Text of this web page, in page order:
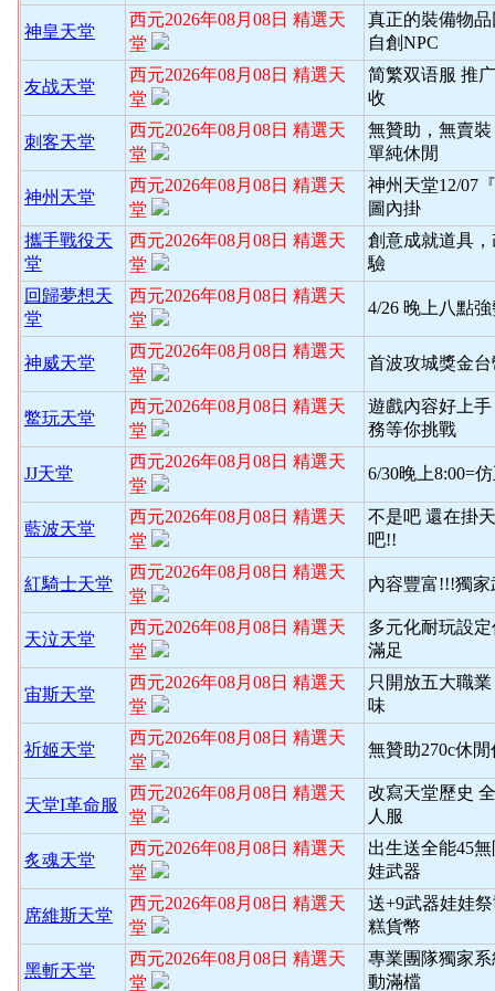
神皇天堂
西元2026年08月08日 精選天
堂
真正的裝備物
自創NPC
友战天堂
西元2026年08月08日 精選天
堂
简繁双语服 推
收
刺客天堂
西元2026年08月08日 精選天
堂
無贊助，無賣
單純休閒
神州天堂
西元2026年08月08日 精選天
堂
神州天堂12/07
圖內掛
攜手戰役天
堂
西元2026年08月08日 精選天
堂
創意成就道具
驗
回歸夢想天
堂
西元2026年08月08日 精選天
堂
4/26 晚上八點
神威天堂
西元2026年08月08日 精選天
堂
首波攻城獎金台
鱉玩天堂
西元2026年08月08日 精選天
堂
遊戲內容好上
務等你挑戰
JJ天堂
西元2026年08月08日 精選天
堂
6/30晚上8:00=
藍波天堂
西元2026年08月08日 精選天
堂
不是吧 還在掛
吧!!
紅騎士天堂
西元2026年08月08日 精選天
堂
內容豐富!!!獨
天泣天堂
西元2026年08月08日 精選天
堂
多元化耐玩設
滿足
宙斯天堂
西元2026年08月08日 精選天
堂
只開放五大職
味
祈姬天堂
西元2026年08月08日 精選天
堂
無贊助270c休閒
天堂I革命服
西元2026年08月08日 精選天
堂
改寫天堂歷史
人服
炙魂天堂
西元2026年08月08日 精選天
堂
出生送全能45
娃武器
席維斯天堂
西元2026年08月08日 精選天
堂
送+9武器娃娃
糕貨幣
黑斬天堂
西元2026年08月08日 精選天
堂
專業團隊獨家
動滿檔